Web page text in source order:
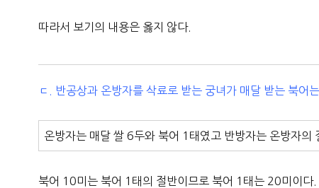
따라서 보기의 내용은 옳지 않다.
ㄷ. 반공상과 온방자를 삭료로 받는 궁녀가 매달 받는 북어
온방자는 매달 쌀 6두와 북어 1태였고 반방자는 온방자의
북어 10미는 북어 1태의 절반이므로 북어 1태는 20미이다.